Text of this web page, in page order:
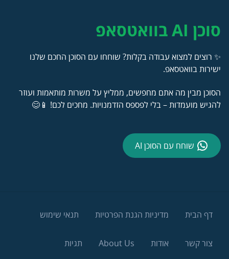
סוכן AI בוואטסאפ
✨ רוצים למצוא עבודה בקלות? שוחחו עם הסוכן החכם שלנו
ישירות בוואטסאפ.
הסוכן מבין מה אתם מחפשים, ממליץ על משרות מותאמות ועוזר
להגיש מועמדות – בלי לפספס הזדמנויות. מחכים לכם! 📱😊
שוחח עם הסוכן AI
דף הבית מדיניות הגנת הפרטיות תנאי שימוש
צור קשר אודות About Us תגיות